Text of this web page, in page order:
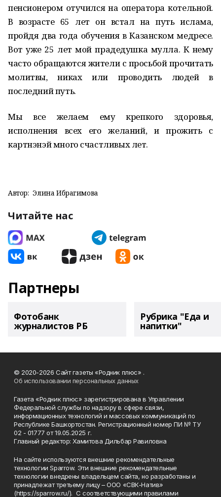
пенсионером отучился на оператора котельной.
В возрасте 65 лет он встал на путь ислама,
пройдя два года обучения в Казанском медресе.
Вот уже 25 лет мой прадедушка мулла. К нему
часто обращаются жители с просьбой прочитать
молитвы, никах или проводить людей в
последний путь.
Мы все желаем ему крепкого здоровья,
исполнения всех его желаний, и прожить с
картнэнэй много счастливых лет.
Автор: Элина Ибрагимова
Читайте нас
Партнеры
Фотобанк
журналистов РБ
Рубрика "Еда и
напитки"
© 2020-2026 Сайт газеты «Родник плюс» .
Об использовании персональных данных
Газета «Родник плюс» зарегистрирована в Управлении
Федеральной службы по надзору в сфере связи,
информационных технологий и массовых коммуникаций по
Республике Башкортостан. Регистрационный номер ПИ № ТУ
02 - 01777 от 19.05.2025 г.
Главный редактор: Хамитова Дильбар Равиловна
На сайте используются внешние рекомендательные
технологии Sparrow. Эти внешние рекомендательные
технологии внедрены владельцем сайта, но разработаны и
принадлежат третьему лицу – ООО «СВК-Натив»
(https://sparrow.ru/). С соответствующими правилами